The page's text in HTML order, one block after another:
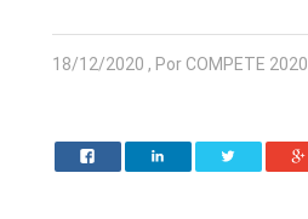
18/12/2020 , Por COMPETE 2020